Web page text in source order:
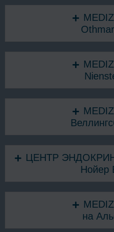
ЦЕНТР
Нойер
на